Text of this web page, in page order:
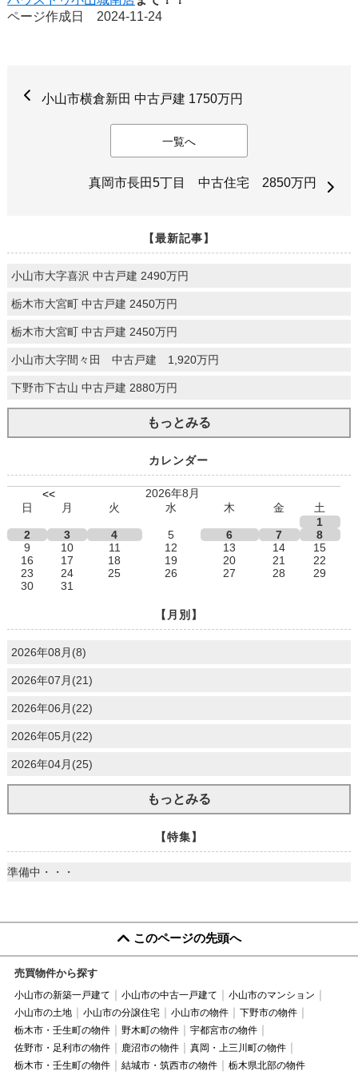
ページ作成日 2024-11-24
小山市横倉新田 中古戸建 1750万円
一覧へ
真岡市長田5丁目 中古住宅 2850万円
【最新記事】
小山市大字喜沢 中古戸建 2490万円
栃木市大宮町 中古戸建 2450万円
栃木市大宮町 中古戸建 2450万円
小山市大字間々田 中古戸建 1,920万円
下野市下古山 中古戸建 2880万円
もっとみる
カレンダー
<<
2026年8月
日
月 火 水 木 金
土
1
2
3 4 5 6 7
8
9
10 11 12 13 14
15
16
17 18 19 20 21
22
23
24 25 26 27 28
29
30
31
【月別】
2026年08月(8)
2026年07月(21)
2026年06月(22)
2026年05月(22)
2026年04月(25)
もっとみる
【特集】
準備中・・・
このページの先頭へ
売買物件から探す
小山市の新築一戸建て 小山市の中古一戸建て
小山市のマンション
小山市の土地
小山市の分譲住宅 小山市の物件
下野市の物件
栃木市・壬生町の物件
野木町の物件
宇都宮市の物件
佐野市・足利市の物件
鹿沼市の物件
真岡・上三川町の物件
栃木市・壬生町の物件
結城市・筑西市の物件 栃木県北部の物件